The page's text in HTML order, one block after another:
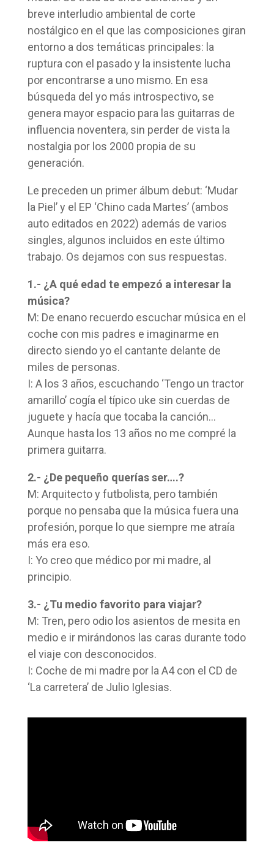
breve interludio ambiental de corte
nostálgico en el que las composiciones giran
entorno a dos temáticas principales: la
ruptura con el pasado y la insistente lucha
por encontrarse a uno mismo. En esa
búsqueda del yo más introspectivo, se
genera mayor espacio para las guitarras de
influencia noventera, sin perder de vista la
nostalgia por los 2000 propia de su
generación.
Le preceden un primer álbum debut: ‘Mudar
la Piel’ y el EP ‘Chino cada Martes’ (ambos
auto editados en 2022) además de varios
singles, algunos incluidos en este último
trabajo. Os dejamos con sus respuestas.
1.- ¿A qué edad te empezó a interesar la
música?
M: De enano recuerdo escuchar música en el
coche con mis padres e imaginarme en
directo siendo yo el cantante delante de
miles de personas.
I: A los 3 años, escuchando ‘Tengo un tractor
amarillo’ cogía el típico uke sin cuerdas de
juguete y hacía que tocaba la canción…
Aunque hasta los 13 años no me compré la
primera guitarra.
2.- ¿De pequeño querías ser….?
M: Arquitecto y futbolista, pero también
porque no pensaba que la música fuera una
profesión, porque lo que siempre me atraía
más era eso.
I: Yo creo que médico por mi madre, al
principio.
3.- ¿Tu medio favorito para viajar?
M: Tren, pero odio los asientos de mesita en
medio e ir mirándonos las caras durante todo
el viaje con desconocidos.
I: Coche de mi madre por la A4 con el CD de
‘La carretera’ de Julio Iglesias.